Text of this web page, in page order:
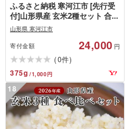
ふるさと納税 寒河江市 [先行受
付]山形県産 玄米2種セット 合計
9kg[つや姫・はえぬき] 令和8年
産
山形県 寒河江市
寄付金額 24,000 円
(0件)
375g /1,000円
18